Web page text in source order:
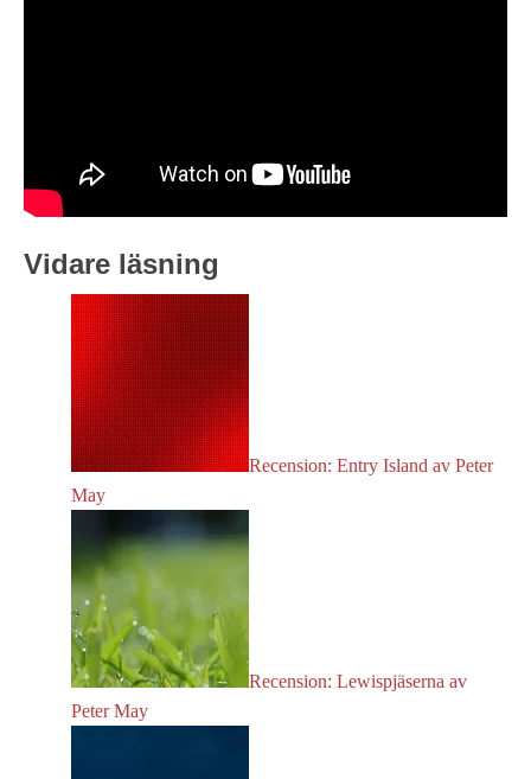
Vidare läsning
Recension: Entry Island av Peter
May
Recension: Lewispjäserna av
Peter May